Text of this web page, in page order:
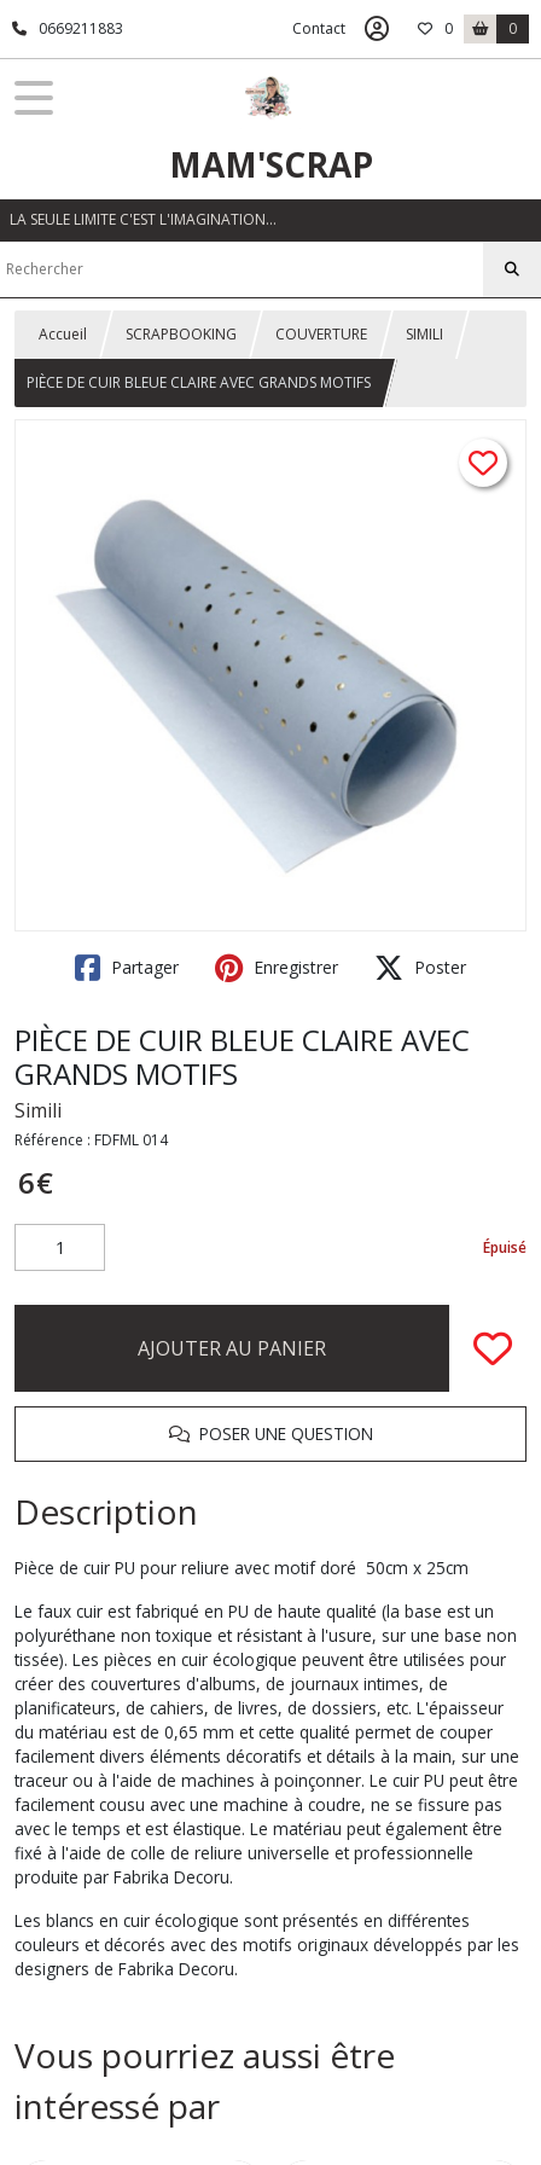
0669211883 Contact 0 0
MAM'SCRAP
LA SEULE LIMITE C'EST L'IMAGINATION…
Accueil SCRAPBOOKING COUVERTURE SIMILI
PIÈCE DE CUIR BLEUE CLAIRE AVEC GRANDS MOTIFS
Partager Enregistrer Poster
PIÈCE DE CUIR BLEUE CLAIRE AVEC
GRANDS MOTIFS
Simili
Référence : FDFML 014
6€
Épuisé
AJOUTER AU PANIER
POSER UNE QUESTION
Description
Pièce de cuir PU pour reliure avec motif doré 50cm x 25cm
Le faux cuir est fabriqué en PU de haute qualité (la base est un
polyuréthane non toxique et résistant à l'usure, sur une base non
tissée). Les pièces en cuir écologique peuvent être utilisées pour
créer des couvertures d'albums, de journaux intimes, de
planificateurs, de cahiers, de livres, de dossiers, etc. L'épaisseur
du matériau est de 0,65 mm et cette qualité permet de couper
facilement divers éléments décoratifs et détails à la main, sur une
traceur ou à l'aide de machines à poinçonner. Le cuir PU peut être
facilement cousu avec une machine à coudre, ne se fissure pas
avec le temps et est élastique. Le matériau peut également être
fixé à l'aide de colle de reliure universelle et professionnelle
produite par Fabrika Decoru.
Les blancs en cuir écologique sont présentés en différentes
couleurs et décorés avec des motifs originaux développés par les
designers de Fabrika Decoru.
Vous pourriez aussi être
intéressé par